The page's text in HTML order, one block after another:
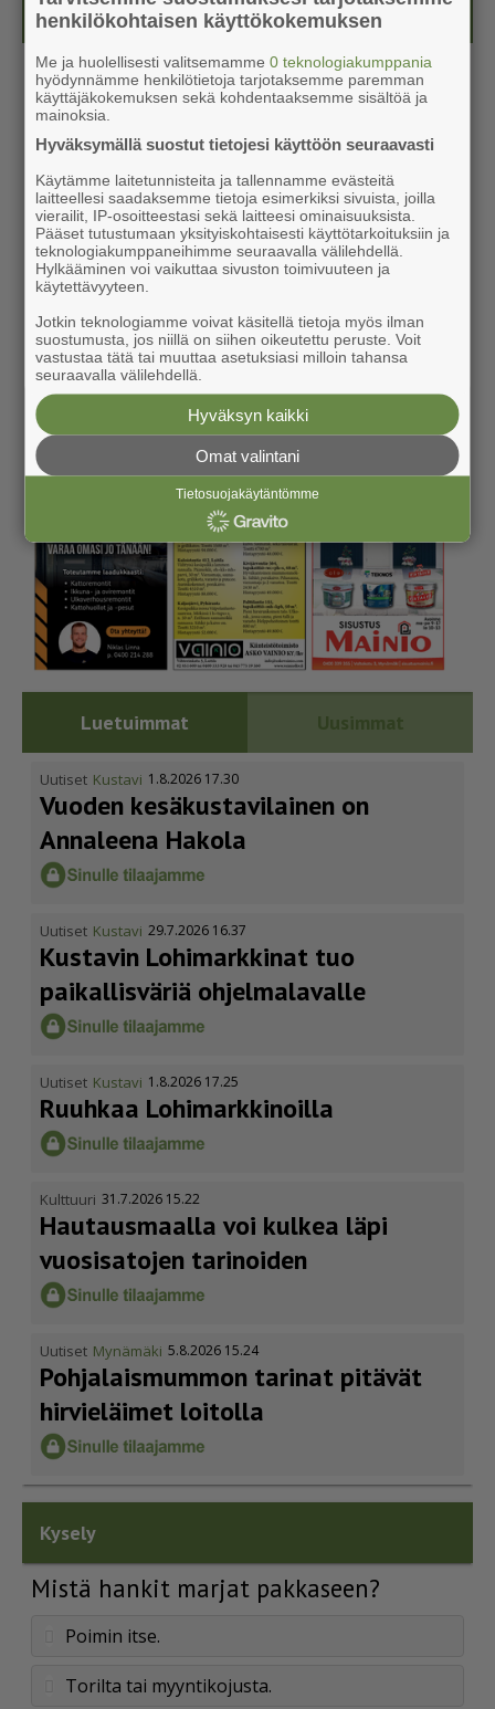
Kesälehti (ilmainen)
Luetuimmat Uusimmat
Uutiset Kustavi 1.8.2026 17.30
Vuoden kesäkus­ta­vi­lainen on
Annaleena Hakola
Uutiset Kustavi 29.7.2026 16.37
Kustavin Lohimarkkinat tuo
paikallisväriä ohjelmalavalle
Uutiset Kustavi 1.8.2026 17.25
Ruuhkaa Lohimark­ki­noilla
Kulttuuri 31.7.2026 15.22
Hautausmaalla voi kulkea läpi
vuosisatojen tarinoiden
Uutiset Mynämäki 5.8.2026 15.24
Pohja­lais­mummon tarinat pitävät
hirvieläimet loitolla
Kysely
Mistä hankit marjat pakkaseen?
Poimin itse.
Torilta tai myyntikojusta.
henkilökohtaisen käyttökokemuksen
Me ja huolellisesti valitsemamme0 teknologiakumppania
hyödynnämme henkilötietoja tarjotaksemme paremman
käyttäjäkokemuksen sekä kohdentaaksemme sisältöä ja
mainoksia.
Hyväksymällä suostut tietojesi käyttöön seuraavasti
Käytämme laitetunnisteita ja tallennamme evästeitä
laitteellesi saadaksemme tietoja esimerkiksi sivuista, joilla
vierailit, IP-osoitteestasi sekä laitteesi ominaisuuksista.
Pääset tutustumaan yksityiskohtaisesti käyttötarkoituksiin ja
teknologiakumppaneihimme seuraavalla välilehdellä.
Hylkääminen voi vaikuttaa sivuston toimivuuteen ja
käytettävyyteen.
Jotkin teknologiamme voivat käsitellä tietoja myös ilman
suostumusta, jos niillä on siihen oikeutettu peruste. Voit
vastustaa tätä tai muuttaa asetuksiasi milloin tahansa
seuraavalla välilehdellä.
Hyväksyn kaikki
Omat valintani
Tietosuojakäytäntömme